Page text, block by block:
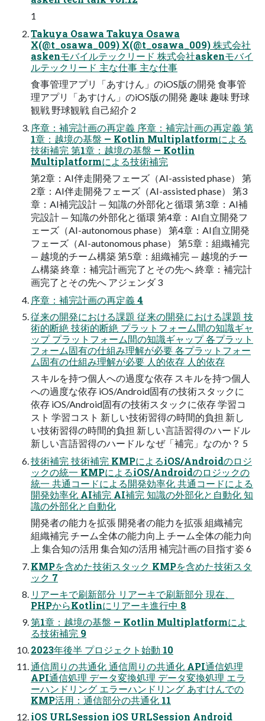
1
Takuya Osawa Takuya Osawa
X(@t_osawa_009) X(@t_osawa_009) 株式会社
askenモバイルテックリード 株式会社askenモバイ
ルテックリード 主な仕事 主な仕事
食事管理アプリ「あすけん」のiOS版の開発 食事管
理アプリ「あすけん」のiOS版の開発 趣味 趣味 野球
観戦 野球観戦 自己紹介 2
序章：補完計画の再定義 序章：補完計画の再定義 第
1章：越境の基盤 — Kotlin Multiplatformによる
技術補完 第1章：越境の基盤 — Kotlin
Multiplatformによる技術補完
第2章：AI伴走開発フェーズ（AI-assisted phase） 第
2章：AI伴走開発フェーズ（AI-assisted phase） 第3
章：AI補完設計 — 知識の外部化と循環 第3章：AI補
完設計 — 知識の外部化と循環 第4章：AI自立開発フ
ェーズ（AI-autonomous phase） 第4章：AI自立開発
フェーズ（AI-autonomous phase） 第5章：組織補完
— 越境的チーム構築 第5章：組織補完 — 越境的チー
ム構築 終章：補完計画完了とその先へ 終章：補完計
画完了とその先へ アジェンダ 3
序章：補完計画の再定義 4
従来の開発における課題 従来の開発における課題 技
術的断絶 技術的断絶 プラットフォーム間の知識ギャ
ップ プラットフォーム間の知識ギャップ 各プラット
フォーム固有の仕組み理解が必要 各プラットフォー
ム固有の仕組み理解が必要 人的依存 人的依存
スキルを持つ個人への過度な依存 スキルを持つ個人
への過度な依存 iOS/Android固有の技術スタックに
依存 iOS/Android固有の技術スタックに依存 学習コ
スト 学習コスト 新しい技術習得の時間的負担 新し
い技術習得の時間的負担 新しい言語習得のハードル
新しい言語習得のハードル なぜ「補完」なのか？ 5
技術補完 技術補完 KMPによるiOS/Androidのロジ
ックの統一 KMPによるiOS/Androidのロジックの
統一 共通コードによる開発効率化 共通コードによる
開発効率化 AI補完 AI補完 知識の外部化と自動化 知
識の外部化と自動化
開発者の能力を拡張 開発者の能力を拡張 組織補完
組織補完 チーム全体の能力向上 チーム全体の能力向
上 集合知の活用 集合知の活用 補完計画の目指す姿 6
KMPを含めた技術スタック KMPを含めた技術スタ
ック 7
リアーキで刷新部分 リアーキで刷新部分 現在、
PHPからKotlinにリアーキ進行中 8
第1章：越境の基盤 — Kotlin Multiplatformによ
る技術補完 9
2023年後半 プロジェクト始動 10
通信周りの共通化 通信周りの共通化 API通信処理
API通信処理 データ変換処理 データ変換処理 エラ
ーハンドリング エラーハンドリング あすけんでの
KMP活用：通信部分の共通化 11
iOS URLSession iOS URLSession Android